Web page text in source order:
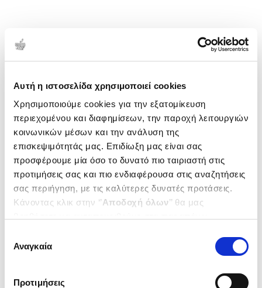
Αυτή η ιστοσελίδα χρησιμοποιεί cookies
Χρησιμοποιούμε cookies για την εξατομίκευση
περιεχομένου και διαφημίσεων, την παροχή λειτουργιών
κοινωνικών μέσων και την ανάλυση της
επισκεψιμότητάς μας. Επιδίωξη μας είναι σας
προσφέρουμε μία όσο το δυνατό πιο ταιριαστή στις
προτιμήσεις σας και πιο ενδιαφέρουσα στις αναζητήσεις
σας περιήγηση, με τις καλύτερες δυνατές προτάσεις.
Κάνοντας κλικ στην ‘’Αποδοχή όλων’’ θα μας
ενδιαφέρουν και να επιλέξετε από τα παρακάτω με την
΄΄και να ενημερωθείτε σχετικά με
συγκατάθεσης
Αναγκαία
Προτιμήσεις